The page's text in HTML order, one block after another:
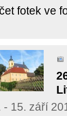
fotek ve
- 15. září